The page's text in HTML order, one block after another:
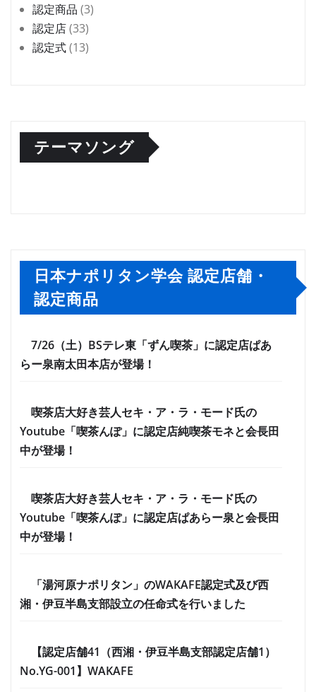
認定商品 (3)
認定店(33)
認定式(13)
テーマソング
日本ナポリタン学会 認定店舗・
認定商品
7/26（土）BSテレ東「ずん喫茶」に認定店ぱあ
らー泉南太田本店が登場！
喫茶店大好き芸人セキ・ア・ラ・モード氏の
Youtube「喫茶んぽ」に認定店純喫茶モネと会長田
中が登場！
喫茶店大好き芸人セキ・ア・ラ・モード氏の
Youtube「喫茶んぽ」に認定店ぱあらー泉と会長田
中が登場！
「湯河原ナポリタン」のWAKAFE認定式及び西
湘・伊豆半島支部設立の任命式を行いました
【認定店舗41（西湘・伊豆半島支部認定店舗1）
No.YG-001】WAKAFE